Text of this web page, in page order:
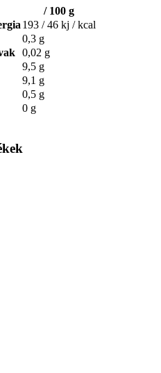
/ 100 g
193 / 46 kj / kcal
0,3 g
0,02 g
9,5 g
9,1 g
0,5 g
0 g